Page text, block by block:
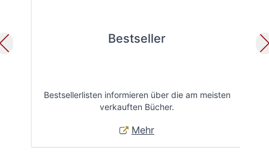
Bestseller
Bestsellerlisten informieren über die am meisten
verkauften Bücher.
Mehr